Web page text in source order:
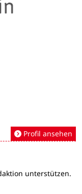
Profil ansehen
unterstützen.